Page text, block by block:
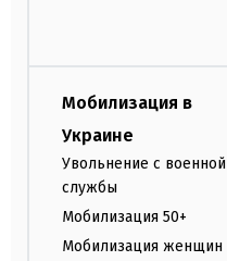
Мобилизация в
Украине
Увольнение с военной
службы
Мобилизация 50+
Мобилизация женщин